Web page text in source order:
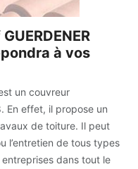
à vos
un couvreur
En effet, il propose un
de toiture. Il peut
l’entretien de tous types
dans tout le